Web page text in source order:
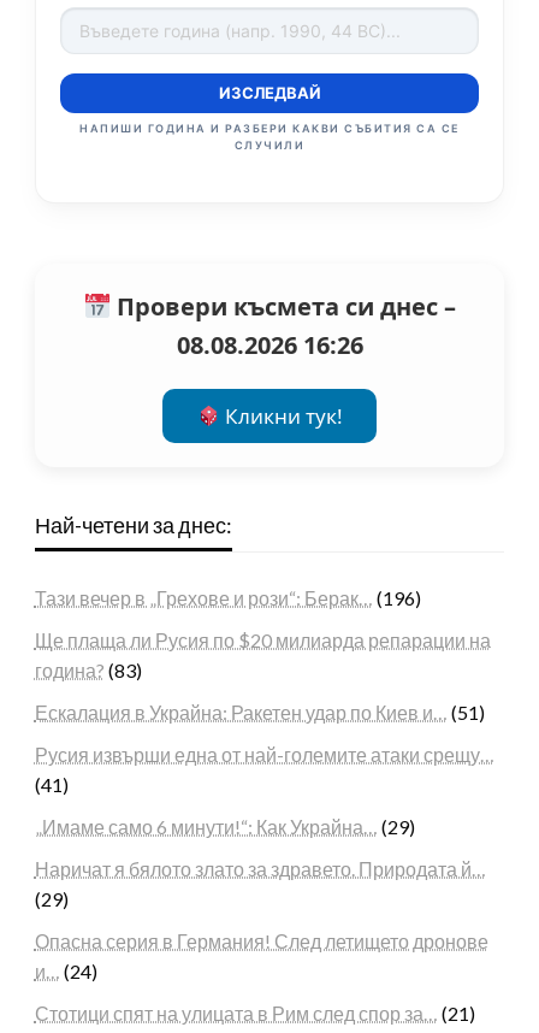
ИЗСЛЕДВАЙ
НАПИШИ ГОДИНА И РАЗБЕРИ КАКВИ СЪБИТИЯ СА СЕ
СЛУЧИЛИ
Провери късмета си днес –
08.08.2026 16:26
Кликни тук!
Най-четени за днес:
Тази вечер в „Грехове и рози“: Берак… (196)
Ще плаща ли Русия по $20 милиарда репарации на
година? (83)
Ескалация в Украйна: Ракетен удар по Киев и… (51)
Русия извърши една от най-големите атаки срещу…
(41)
„Имаме само 6 минути!“: Как Украйна… (29)
Наричат я бялото злато за здравето. Природата й…
(29)
Опасна серия в Германия! След летището дронове
и… (24)
Стотици спят на улицата в Рим след спор за… (21)